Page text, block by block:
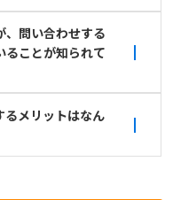
、問い合わせする
ることが知られて
るメリットはなん